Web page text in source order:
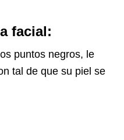
facial:
puntos negros, le
tal de que su piel se